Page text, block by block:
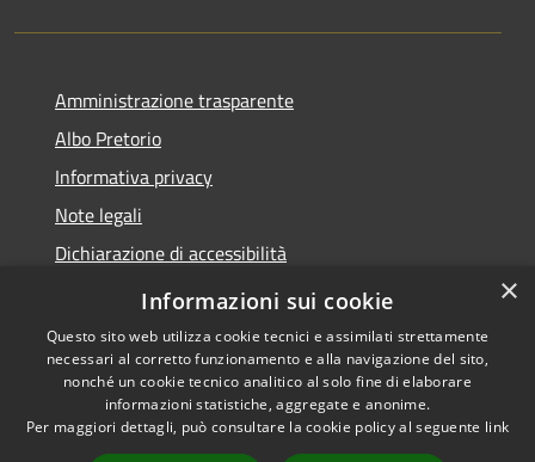
Amministrazione trasparente
Albo Pretorio
Informativa privacy
Note legali
Dichiarazione di accessibilità
Obiettivi di accessibilità
Accessibilità
Copyright © 2026 • Comune di
Ornago • Powered by
×
Informazioni sui cookie
Questo sito web utilizza cookie tecnici e assimilati strettamente
necessari al corretto funzionamento e alla navigazione del sito,
nonché un cookie tecnico analitico al solo fine di elaborare
informazioni statistiche, aggregate e anonime.
Per maggiori dettagli, può consultare la cookie policy al seguente link